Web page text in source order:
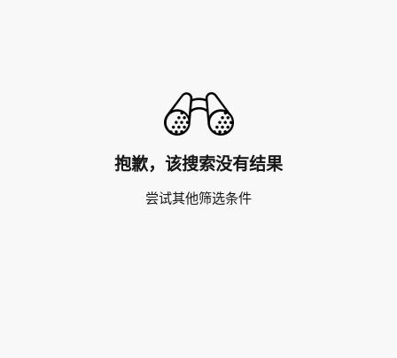
抱歉，该搜索没有结果
尝试其他筛选条件